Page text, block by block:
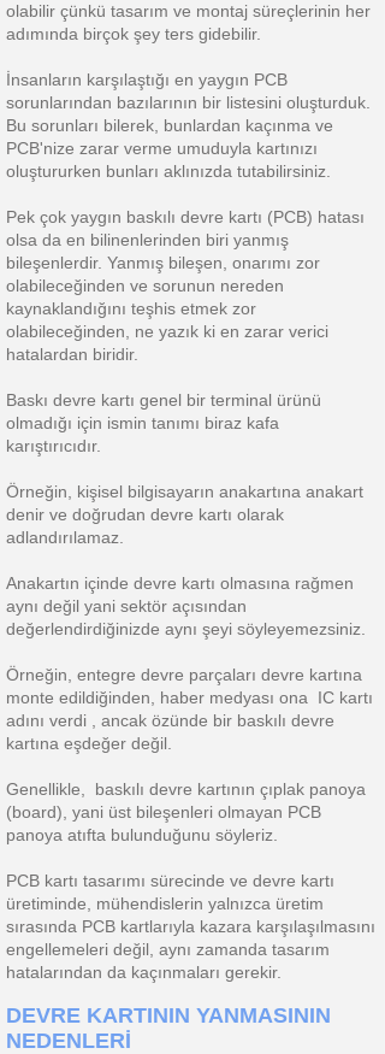
olabilir çünkü tasarım ve montaj süreçlerinin her
adımında birçok şey ters gidebilir.
İnsanların karşılaştığı en yaygın PCB
sorunlarından bazılarının bir listesini oluşturduk.
Bu sorunları bilerek, bunlardan kaçınma ve
PCB'nize zarar verme umuduyla kartınızı
oluştururken bunları aklınızda tutabilirsiniz.
Pek çok yaygın baskılı devre kartı (PCB) hatası
olsa da en bilinenlerinden biri yanmış
bileşenlerdir. Yanmış bileşen, onarımı zor
olabileceğinden ve sorunun nereden
kaynaklandığını teşhis etmek zor
olabileceğinden, ne yazık ki en zarar verici
hatalardan biridir.
Baskı devre kartı genel bir terminal ürünü
olmadığı için ismin tanımı biraz kafa
karıştırıcıdır.
Örneğin, kişisel bilgisayarın anakartına anakart
denir ve doğrudan devre kartı olarak
adlandırılamaz.
Anakartın içinde devre kartı olmasına rağmen
aynı değil yani sektör açısından
değerlendirdiğinizde aynı şeyi söyleyemezsiniz.
Örneğin, entegre devre parçaları devre kartına
monte edildiğinden, haber medyası ona IC kartı
adını verdi , ancak özünde bir baskılı devre
kartına eşdeğer değil.
Genellikle, baskılı devre kartının çıplak panoya
(board), yani üst bileşenleri olmayan PCB
panoya atıfta bulunduğunu söyleriz.
PCB kartı tasarımı sürecinde ve devre kartı
üretiminde, mühendislerin yalnızca üretim
sırasında PCB kartlarıyla kazara karşılaşılmasını
engellemeleri değil, aynı zamanda tasarım
hatalarından da kaçınmaları gerekir.
DEVRE KARTININ YANMASININ
NEDENLERİ